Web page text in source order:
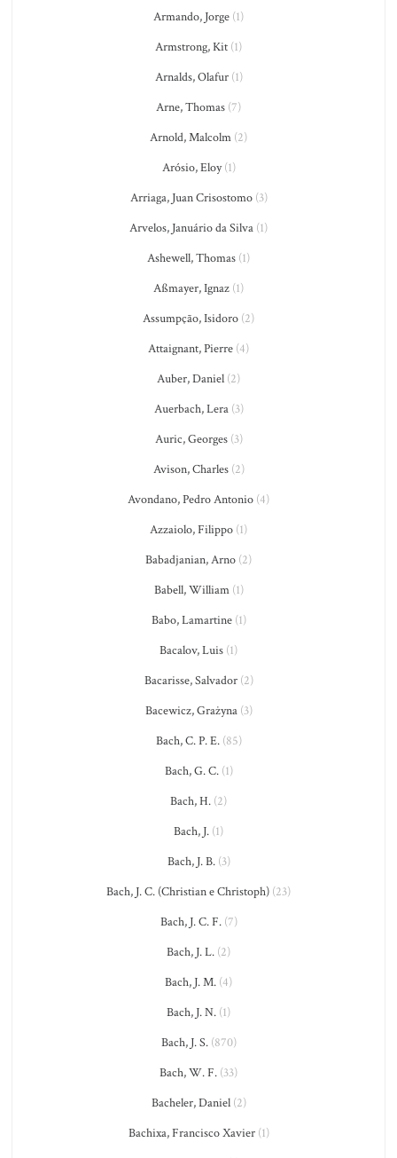
Armando, Jorge (1)
Armstrong, Kit (1)
Arnalds, Olafur(1)
Arne, Thomas (7)
Arnold, Malcolm (2)
Arósio, Eloy(1)
Arriaga, Juan Crisostomo(3)
Arvelos, Januário da Silva (1)
Ashewell, Thomas (1)
Aßmayer, Ignaz (1)
Assumpção, Isidoro (2)
Attaignant, Pierre (4)
Auber, Daniel (2)
Auerbach, Lera(3)
Auric, Georges(3)
Avison, Charles(2)
Avondano, Pedro Antonio (4)
Azzaiolo, Filippo (1)
Babadjanian, Arno (2)
Babell, William(1)
Babo, Lamartine(1)
Bacalov, Luis (1)
Bacarisse, Salvador(2)
Bacewicz, Grażyna(3)
Bach, C. P. E.(85)
Bach, G. C.(1)
Bach, H. (2)
Bach, J. (1)
Bach, J. B.(3)
Bach, J. C. (Christian e Christoph) (23)
Bach, J. C. F.(7)
Bach, J. L. (2)
Bach, J. M. (4)
Bach, J. N. (1)
Bach, J. S.(870)
Bach, W. F. (33)
Bacheler, Daniel(2)
Bachixa, Francisco Xavier(1)